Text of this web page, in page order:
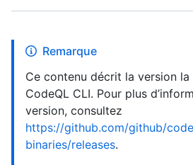
Remarque
Ce contenu décrit la version
CodeQL CLI. Pour plus
version, consultez
https://github.com/github/
binaries/releases.